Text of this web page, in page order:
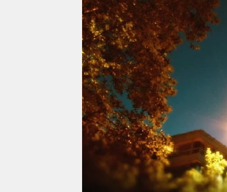
nord
wahrheit
verlag
verlag
veranstaltungen
shop
fragen & hilfe
unterstützen